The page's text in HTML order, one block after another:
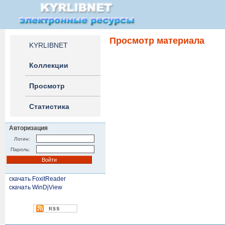
KYRLIBNET
Коллекции
Просмотр
Статистика
Авторизация
Логин:
Пароль:
скачать FoxitReader
скачать WinDjView
Просмотр материала